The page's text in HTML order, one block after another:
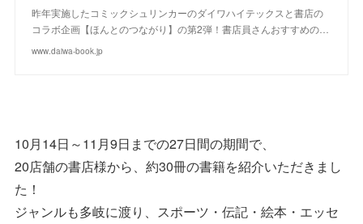
昨年実施したコミックシュリンカーのダイワハイテックスと書店の
コラボ企画【ほんとのつながり】の第2弾！書店員さんおすすめの…
www.daiwa-book.jp
10月14日～11月9日までの27日間の期間で、
20店舗の書店様から、約30冊の書籍を紹介いただきまし
た！
ジャンルも多岐に渡り、スポーツ・伝記・絵本・エッセ